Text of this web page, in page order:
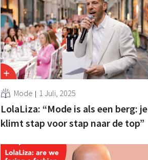
Mode 1 Juli, 2025
LolaLiza: “Mode is als een berg: je
klimt stap voor stap naar de top”